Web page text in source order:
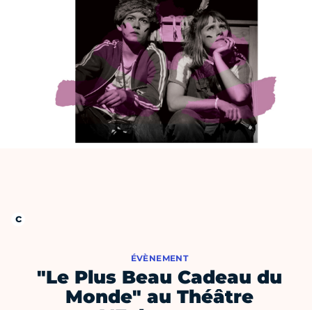
ÉVÈNEMENT
"Le Plus Beau Cadeau du
Monde" au Théâtre